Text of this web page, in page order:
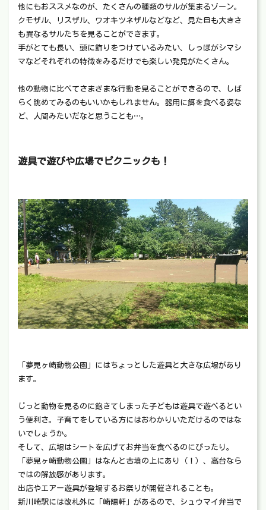
他にもおススメなのが、たくさんの種類のサルが集まるゾーン。
クモザル、リスザル、ワオキツネザルなどなど、見た目も大きさ
も異なるサルたちを見ることができます。
手がとても長い、頭に飾りをつけているみたい、しっぽがシマシ
マなどそれぞれの特徴をみるだけでも楽しい発見がたくさん。
他の動物に比べてさまざまな行動を見ることができるので、しば
らく眺めてみるのもいいかもしれません。器用に餌を食べる姿な
ど、人間みたいだなと思うことも…。
遊具で遊びや広場でピクニックも！
「夢見ヶ崎動物公園」にはちょっとした遊具と大きな広場があり
ます。
じっと動物を見るのに飽きてしまった子どもは遊具で遊べるとい
う便利さ。子育てをしている方にはおわかりいただけるのではな
いでしょうか。
そして、広場はシートを広げてお弁当を食べるのにぴったり。
「夢見ヶ崎動物公園」はなんと古墳の上にあり（！）、高台なら
ではの解放感があります。
出店やエアー遊具が登場するお祭りが開催されることも。
新川崎駅には改札外に「崎陽軒」があるので、シュウマイ弁当で